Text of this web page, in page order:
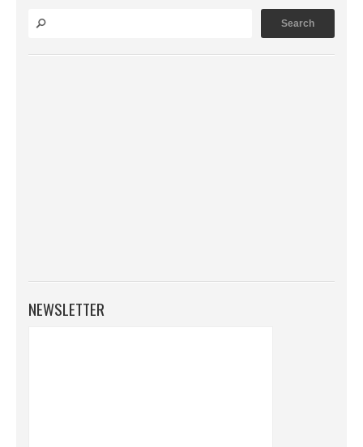
NEWSLETTER